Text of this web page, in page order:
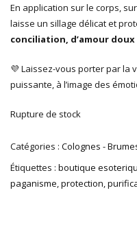
En application sur le corps,
laisse un sillage délicat et
conciliation, d’amour
💜 Laissez-vous porter par la
puissante, à l’image des
Rupture de stock
Catégories : Colognes -
Étiquettes : boutique
paganisme,protection,